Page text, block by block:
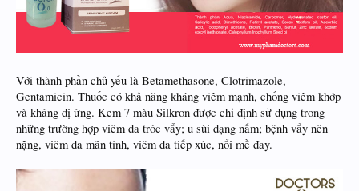
Với thành phần chủ yếu là Betamethasone, Clotrimazole,
Gentamicin. Thuốc có khả năng kháng viêm mạnh, chống viêm khớp
và kháng dị ứng. Kem 7 màu Silkron được chỉ định sử dụng trong
những trường hợp viêm da tróc vẩy; u sùi dạng nấm; bệnh vẩy nên
nặng, viêm da mãn tính, viêm da tiếp xúc, nổi mề đay.